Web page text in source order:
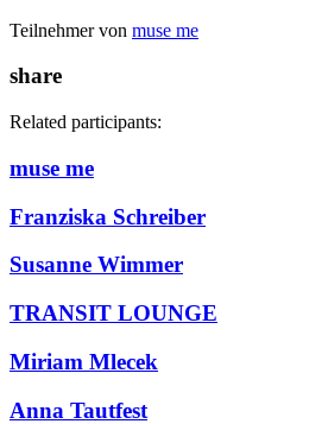
Teilnehmer von muse me
share
Related participants:
muse me
Franziska Schreiber
Susanne Wimmer
TRANSIT LOUNGE
Miriam Mlecek
Anna Tautfest